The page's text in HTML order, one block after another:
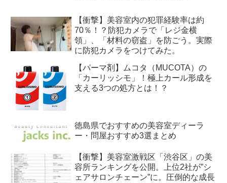
【衝撃】美容室内の犯罪経験率は約
70％！？防犯カメラで「レジ金横
領」、「材料の窃盗」を防ごう。実際
に防犯カメラをつけてみた。
【パーマ剤】ムコタ（MUCOTA）の
「カーリッシモ」！極上カール形成を
支える3つの処方とは！？
徳島県でおすすめの美容室ディーラ
ー・問屋おすすめ3選まとめ
【衝撃】美容室激戦区「渋谷区」の美
容所ランキングを公開。上位2社が”シ
ェアサロンチェーン”に。圧倒的な成長